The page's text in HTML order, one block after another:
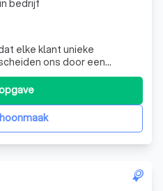
elke klant unieke
ons door een
sterke focus op kwaliteit.
sector, hebben we een
dat zich inzet om
Wij g
bedrijf